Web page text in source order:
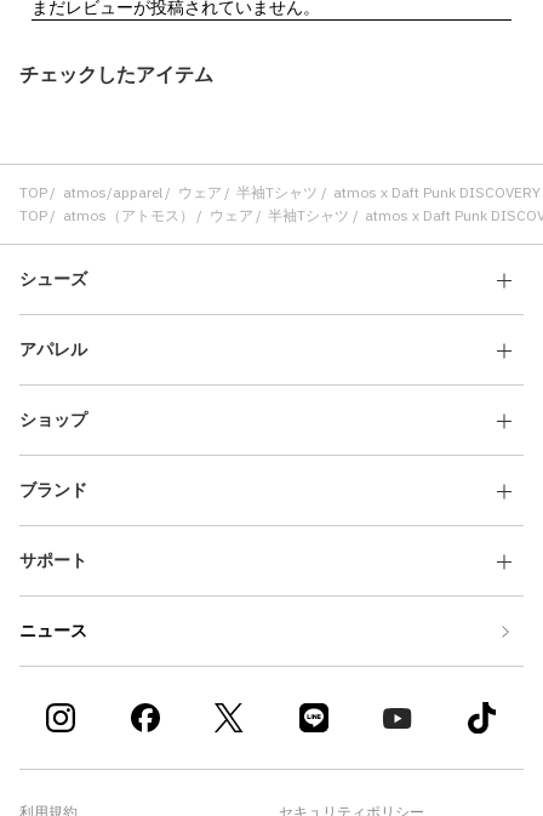
チェックしたアイテム
TOP atmos/apparel ウェア 半袖Tシャツ
atmos x Daft Punk
TOP
atmos（アトモス） ウェア 半袖Tシャツ atmos x Daft Punk
シューズ
アパレル
ショップ
ブランド
サポート
ニュース
利用規約 セキュリティポリシー